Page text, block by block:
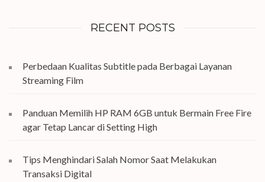
RECENT POSTS
Perbedaan Kualitas Subtitle pada Berbagai Layanan
Streaming Film
Panduan Memilih HP RAM 6GB untuk Bermain Free Fire
agar Tetap Lancar di Setting High
Tips Menghindari Salah Nomor Saat Melakukan
Transaksi Digital